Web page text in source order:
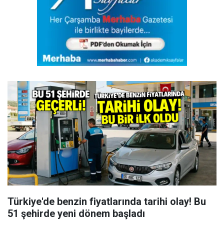
Türkiye'de benzin fiyatlarında tarihi olay! Bu
51 şehirde yeni dönem başladı